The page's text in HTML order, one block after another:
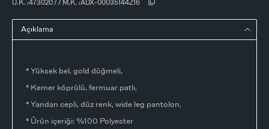
Açıklama
* Yüksek bel, gold düğmeli,
* Kemer köprülü, fermuar patlı,
* Yandan cepli, düz renk, wide leg pantolon,
* Ürün içeriği: %100 Polyester
Ü.K. :473020/ / M.K. :ADX-00035144Z16